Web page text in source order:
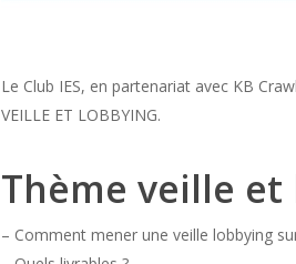
Le Club IES, en partenariat avec KB
VEILLE ET LOBBYING.
Thème veille
– Comment mener une veille lobbying